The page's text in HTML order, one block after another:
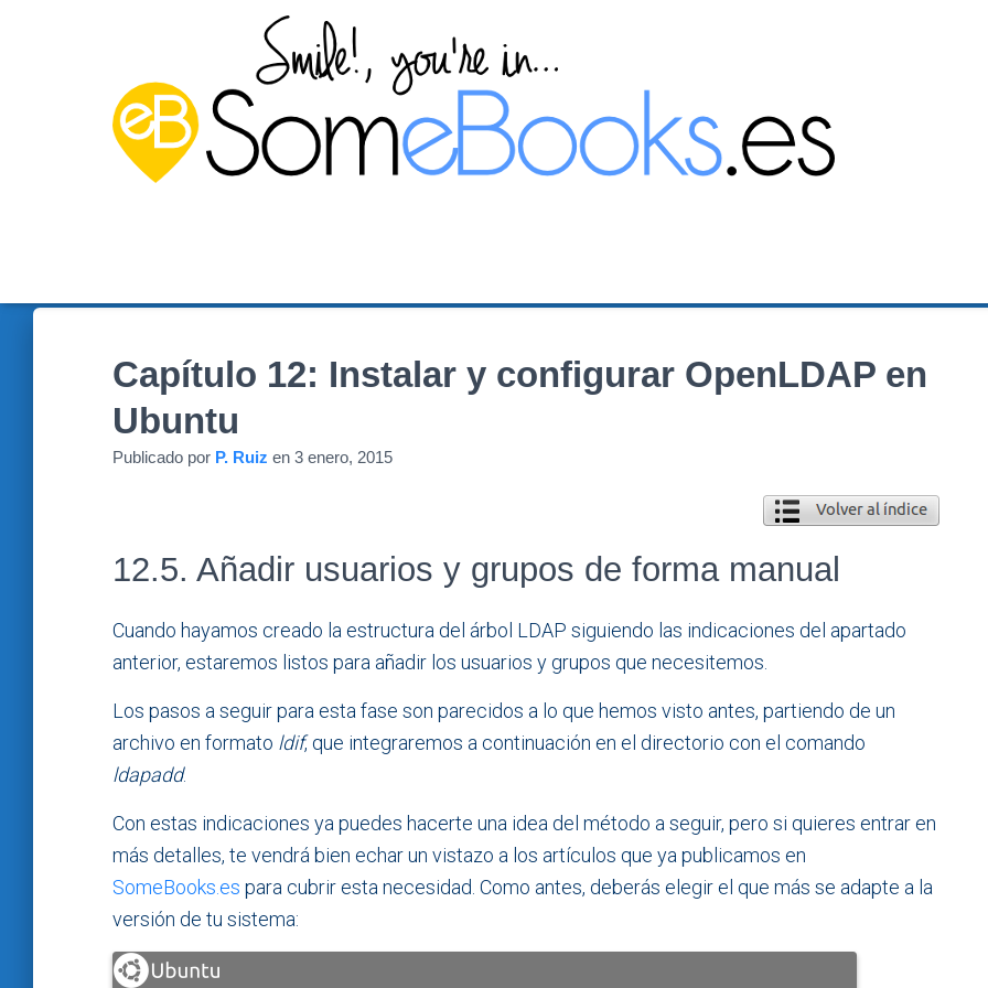
Capítulo 12: Instalar y configurar OpenLDAP en
Ubuntu
Publicado por P. Ruiz en 3 enero, 2015
12.5. Añadir usuarios y grupos de forma manual
Cuando hayamos creado la estructura del árbol LDAP siguiendo las indicaciones del apartado
anterior, estaremos listos para añadir los usuarios y grupos que necesitemos.
Los pasos a seguir para esta fase son parecidos a lo que hemos visto antes, partiendo de un
archivo en formato ldif, que integraremos a continuación en el directorio con el comando
ldapadd.
Con estas indicaciones ya puedes hacerte una idea del método a seguir, pero si quieres entrar en
más detalles, te vendrá bien echar un vistazo a los artículos que ya publicamos en
SomeBooks.es para cubrir esta necesidad. Como antes, deberás elegir el que más se adapte a la
versión de tu sistema: